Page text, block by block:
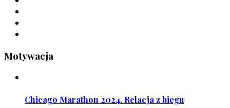
Motywacja
Chicago Marathon 2024. Relacja z biegu